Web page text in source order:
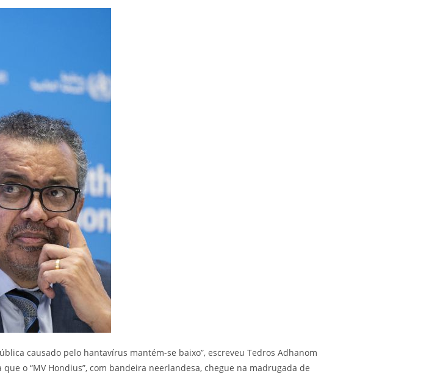
causado pelo hantavírus mantém-se baixo”, escreveu Tedros Adhanom
o “MV Hondius”, com bandeira neerlandesa, chegue na madrugada de